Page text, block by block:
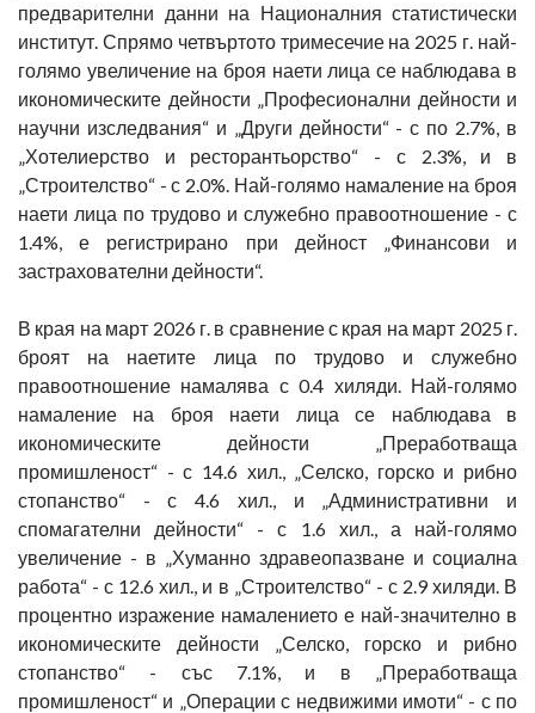
предварителни данни на Националния статистически
институт. Спрямо четвъртото тримесечие на 2025 г. най-
голямо увеличение на броя наети лица се наблюдава в
икономическите дейности „Професионални дейности и
научни изследвания“ и „Други дейности“ - с по 2.7%, в
„Хотелиерство и ресторантьорство“ - с 2.3%, и в
„Строителство“ - с 2.0%. Най-голямо намаление на броя
наети лица по трудово и служебно правоотношение - с
1.4%, е регистрирано при дейност „Финансови и
застрахователни дейности“.
В края на март 2026 г. в сравнение с края на март 2025 г.
броят на наетите лица по трудово и служебно
правоотношение намалява с 0.4 хиляди. Най-голямо
намаление на броя наети лица се наблюдава в
икономическите дейности „Преработваща
промишленост“ - с 14.6 хил., „Селско, горско и рибно
стопанство“ - с 4.6 хил., и „Административни и
спомагателни дейности“ - с 1.6 хил., а най-голямо
увеличение - в „Хуманно здравеопазване и социална
работа“ - с 12.6 хил., и в „Строителство“ - с 2.9 хиляди. В
процентно изражение намалението е най-значително в
икономическите дейности „Селско, горско и рибно
стопанство“ - със 7.1%, и в „Преработваща
промишленост“ и „Операции с недвижими имоти“ - с по